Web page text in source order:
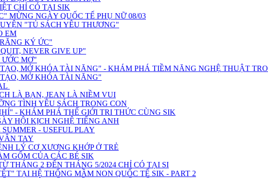
CHỈ CÓ TẠI SIK
MỪNG NGÀY QUỐC TẾ PHỤ NỮ 08/03
"TỦ SÁCH YÊU THƯƠNG"
EM
KÝ ỨC"
NEVER GIVE UP"
MƠ"
MỞ KHÓA TÀI NĂNG" - KHÁM PHÁ TIỀM NĂNG NGHỆ THUẬT
MỞ KHÓA TÀI NĂNG"
LÀ BẠN, JEAN LÀ NIỀM VUI
TÌNH YÊU SÁCH TRONG CON
- KHÁM PHÁ THẾ GIỚI TRI THỨC CÙNG SIK
HỘI KỊCH NGHỆ TIẾNG ANH
- USEFUL PLAY
TAY
LÝ CƠ XƯƠNG KHỚP Ở TRẺ
GỐM CỦA CÁC BÉ SIK
THÁNG 2 ĐẾN THÁNG 5/2024 CHỈ CÓ TẠI SI
TẠI HỆ THỐNG MẦM NON QUỐC TẾ SIK - PART 2